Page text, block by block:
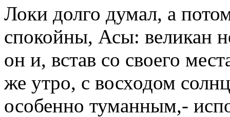
Локи долго думал, а
спокойны, Асы: великан
он и, встав со своего
же утро, с восходом
особенно туманным,-